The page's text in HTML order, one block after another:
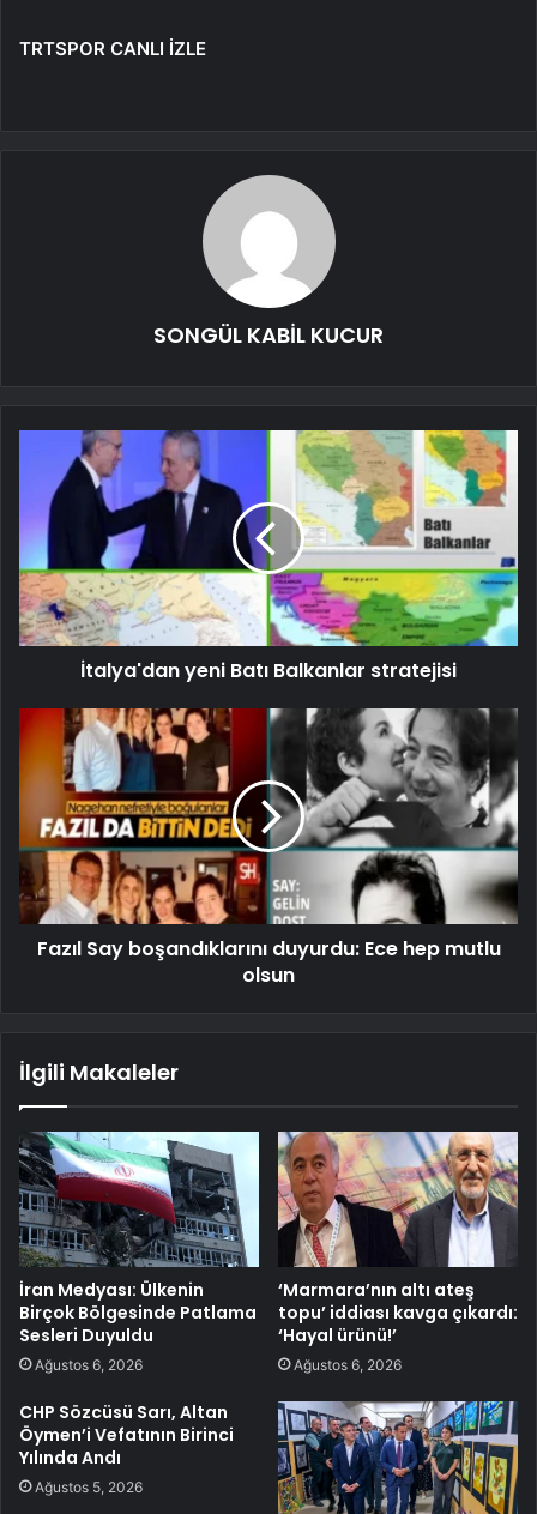
TRTSPOR CANLI İZLE
SONGÜL KABİL KUCUR
İtalya'dan yeni Batı Balkanlar stratejisi
Fazıl Say boşandıklarını duyurdu: Ece hep mutlu
olsun
İlgili Makaleler
İran Medyası: Ülkenin
Birçok Bölgesinde Patlama
Sesleri Duyuldu
Ağustos 6, 2026
‘Marmara’nın altı ateş
topu’ iddiası kavga çıkardı:
‘Hayal ürünü!’
Ağustos 6, 2026
CHP Sözcüsü Sarı, Altan
Öymen’i Vefatının Birinci
Yılında Andı
Ağustos 5, 2026